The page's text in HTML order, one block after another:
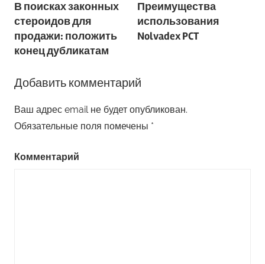
Навигация
по
записям
В поисках законных
стероидов для
продажи: положить
конец дубликатам
Преимущества
использования
Nolvadex PCT
Добавить комментарий
Ваш адрес email не будет опубликован.
Обязательные поля помечены *
Комментарий